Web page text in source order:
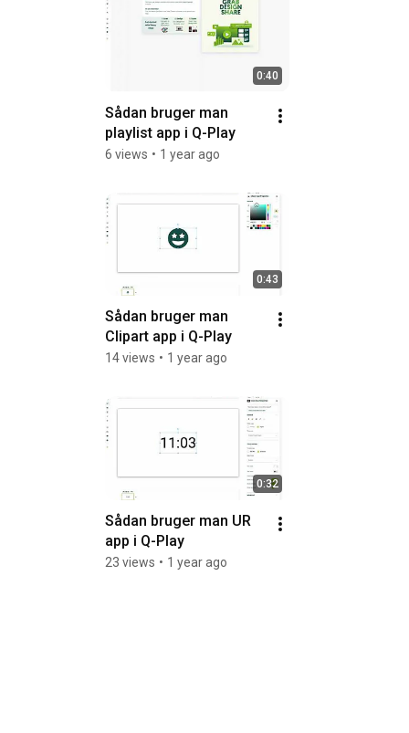
0:40
Sådan bruger man
playlist app i Q-Play
6 views • 1 year ago
0:43
Sådan bruger man
Clipart app i Q-Play
14 views • 1 year ago
0:32
Sådan bruger man UR
app i Q-Play
23 views • 1 year ago